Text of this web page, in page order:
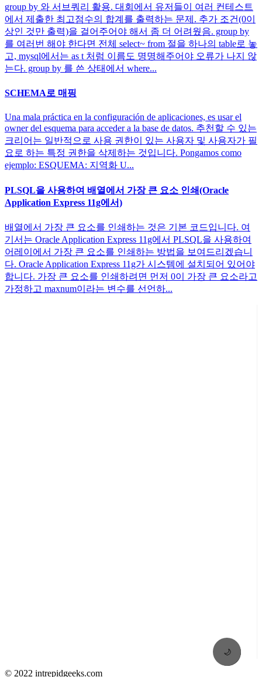
🌙
group by 와 서브쿼리 활용. 대회에서 유저들이 여러 컨테스트
에서 제출한 최고점수의 합계를 출력하는 문제. 추가 조건(0이
상인 것만 출력)을 걸어주어야 해서 좀 더 어려웠음. group by
를 여러번 해야 한다면 전체 select~ from 절을 하나의 table로 놓
고, mysql에서는 as t 처럼 이름도 명명해주어야 오류가 나지 않
는다. group by 를 쓴 상태에서 where...
SCHEMA로 매핑
Una mala práctica en la configuración de aplicaciones, es usar el
owner del esquema para acceder a la base de datos. 추천할 수 있는
크리어는 일반적으로 사용 권한이 있는 사용자 및 사용자가 필
요로 하는 특정 권한을 삭제하는 것입니다. Pongamos como
ejemplo: ESQUEMA: 지역화 U...
PLSQL을 사용하여 배열에서 가장 큰 요소 인쇄(Oracle
Application Express 11g에서)
배열에서 가장 큰 요소를 인쇄하는 것은 기본 코드입니다. 여
기서는 Oracle Application Express 11g에서 PLSQL을 사용하여
어레이에서 가장 큰 요소를 인쇄하는 방법을 보여드리겠습니
다. Oracle Application Express 11g가 시스템에 설치되어 있어야
합니다. 가장 큰 요소를 인쇄하려면 먼저 0이 가장 큰 요소라고
가정하고 maxnum이라는 변수를 선언하...
© 2022 intrepidgeeks.com